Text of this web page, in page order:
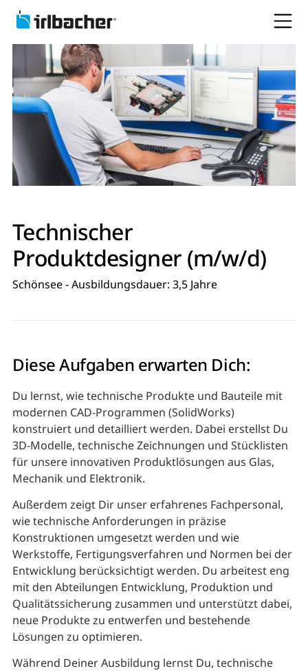
Technischer
Produktdesigner (m/w/d)
Schönsee - Ausbildungsdauer: 3,5 Jahre
Diese Aufgaben erwarten Dich:
Du lernst, wie technische Produkte und Bauteile mit
modernen CAD-Programmen (SolidWorks)
konstruiert und detailliert werden. Dabei erstellst Du
3D-Modelle, technische Zeichnungen und Stücklisten
für unsere innovativen Produktlösungen aus Glas,
Mechanik und Elektronik.
Außerdem zeigt Dir unser erfahrenes Fachpersonal,
wie technische Anforderungen in präzise
Konstruktionen umgesetzt werden und wie
Werkstoffe, Fertigungsverfahren und Normen bei der
Entwicklung berücksichtigt werden. Du arbeitest eng
mit den Abteilungen Entwicklung, Produktion und
Qualitätssicherung zusammen und unterstützt dabei,
neue Produkte zu entwerfen und bestehende
Lösungen zu optimieren.
Während Deiner Ausbildung lernst Du, technische